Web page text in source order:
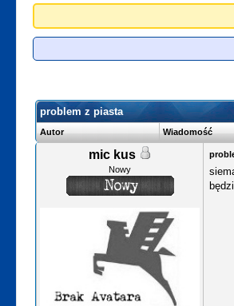
problem z piasta
Autor Wiadomość
mic kus
Nowy